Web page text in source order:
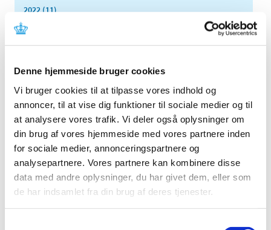
Denne hjemmeside bruger cookies
Vi bruger cookies til at tilpasse vores indhold og
annoncer, til at vise dig funktioner til sociale medier og til
at analysere vores trafik. Vi deler også oplysninger om
din brug af vores hjemmeside med vores partnere inden
for sociale medier, annonceringspartnere og
analysepartnere. Vores partnere kan kombinere disse
data med andre oplysninger, du har givet dem, eller som
de har indsamlet fra din brug af deres tjenester.
2022 (11)
2021 (38)
2020 (19)
2018 (46)
2017 (38)
2016 (48)
2015 (31)
2014 (44)
2013 (45)
2012 (44)
2011 (13)
november (1)